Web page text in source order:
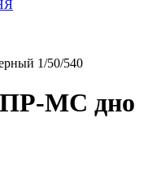
1/50/540
ПР-МС дно